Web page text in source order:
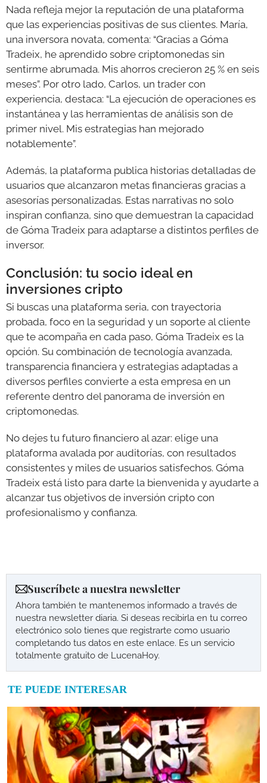
Nada refleja mejor la reputación de una plataforma
que las experiencias positivas de sus clientes. María,
una inversora novata, comenta: “Gracias a Góma
Tradeix, he aprendido sobre criptomonedas sin
sentirme abrumada. Mis ahorros crecieron 25 % en seis
meses”. Por otro lado, Carlos, un trader con
experiencia, destaca: “La ejecución de operaciones es
instantánea y las herramientas de análisis son de
primer nivel. Mis estrategias han mejorado
notablemente”.
Además, la plataforma publica historias detalladas de
usuarios que alcanzaron metas financieras gracias a
asesorías personalizadas. Estas narrativas no solo
inspiran confianza, sino que demuestran la capacidad
de Góma Tradeix para adaptarse a distintos perfiles de
inversor.
Conclusión: tu socio ideal en
inversiones cripto
Si buscas una plataforma seria, con trayectoria
probada, foco en la seguridad y un soporte al cliente
que te acompaña en cada paso, Góma Tradeix es la
opción. Su combinación de tecnología avanzada,
transparencia financiera y estrategias adaptadas a
diversos perfiles convierte a esta empresa en un
referente dentro del panorama de inversión en
criptomonedas.
No dejes tu futuro financiero al azar: elige una
plataforma avalada por auditorías, con resultados
consistentes y miles de usuarios satisfechos. Góma
Tradeix está listo para darte la bienvenida y ayudarte a
alcanzar tus objetivos de inversión cripto con
profesionalismo y confianza.
Suscríbete a nuestra newsletter
Ahora también te mantenemos informado a través de
nuestra newsletter diaria. Si deseas recibirla en tu correo
electrónico solo tienes que registrarte como usuario
completando tus datos en este enlace. Es un servicio
totalmente gratuito de LucenaHoy.
TE PUEDE INTERESAR